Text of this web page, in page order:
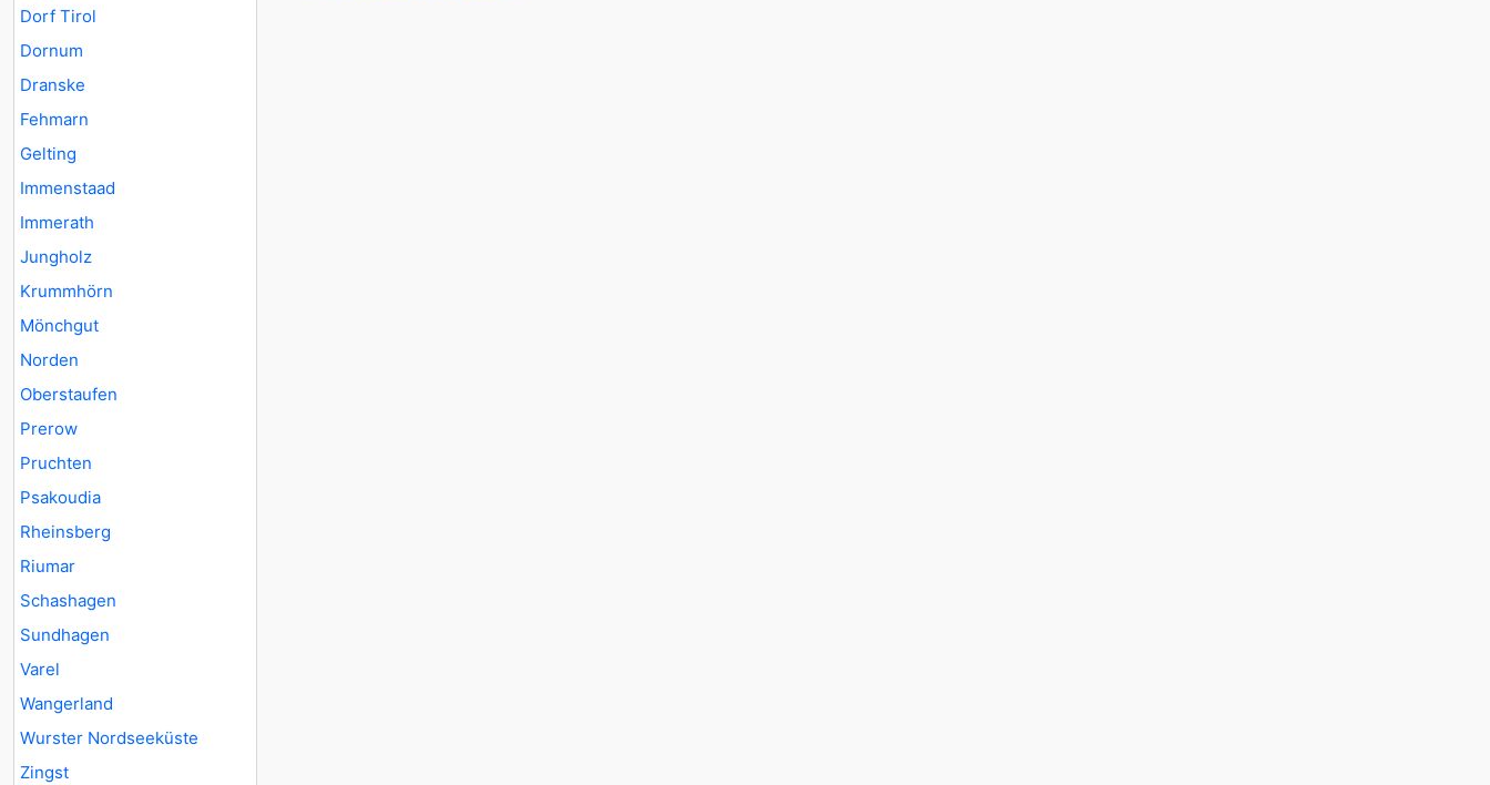
Dorf Tirol
Dornum
Dranske
Fehmarn
Gelting
Immenstaad
Immerath
Jungholz
Krummhörn
Mönchgut
Norden
Oberstaufen
Prerow
Pruchten
Psakoudia
Rheinsberg
Riumar
Schashagen
Sundhagen
Varel
Wangerland
Wurster Nordseeküste
Zingst